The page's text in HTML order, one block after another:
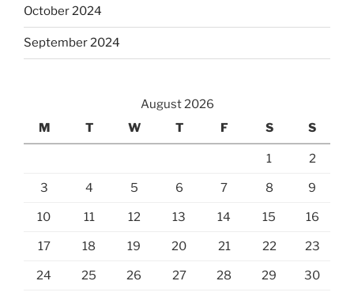
October 2024
September 2024
August 2026
M
T W T F S S
1 2
3 4 5 6 7 8 9
10 11 12 13 14 15 16
17 18 19 20 21 22 23
24 25 26 27 28 29 30